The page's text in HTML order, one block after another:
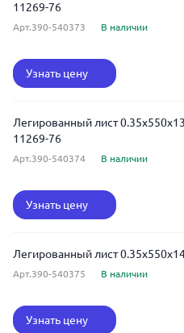
11269-76
Арт.390-540373 В наличии
Узнать цену
Легированный лист
11269-76
Арт.390-540374 В наличии
Узнать цену
Легированный лист
Арт.390-540375 В наличии
Узнать цену